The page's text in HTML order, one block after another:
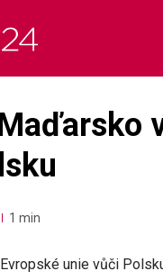
1 min
unie vůči